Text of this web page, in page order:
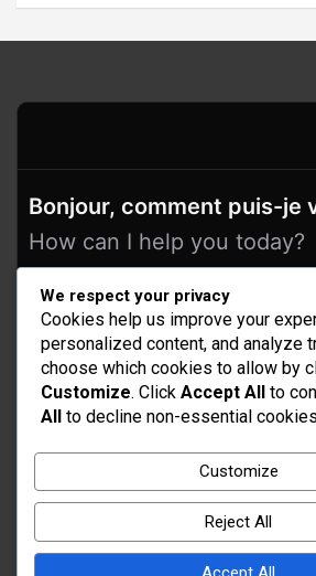
Bonjour, comment puis-je
How can I help you today?
Idées d’aménagement et
Choix d'outillage et de
We respect your privacy
Cookies help us improve your
personalized content, and analyze
choose which cookies to allow by
Customize. Click Accept All to
All to decline non-essential
Customize
Reject All